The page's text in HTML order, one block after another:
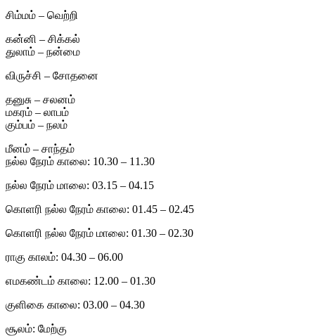
சிம்மம் – வெற்றி
கன்னி – சிக்கல்
துலாம் – நன்மை
விருச்சி – சோதனை
தனுசு – சலனம்
மகரம் – லாபம்
கும்பம் – நலம்
மீனம் – சாந்தம்
நல்ல நேரம் காலை: 10.30 – 11.30
நல்ல நேரம் மாலை: 03.15 – 04.15
கொளரி நல்ல நேரம் காலை: 01.45 – 02.45
கொளரி நல்ல நேரம் மாலை: 01.30 – 02.30
ராகு காலம்: 04.30 – 06.00
எமகண்டம் காலை: 12.00 – 01.30
குளிகை காலை: 03.00 – 04.30
சூலம்: மேற்கு